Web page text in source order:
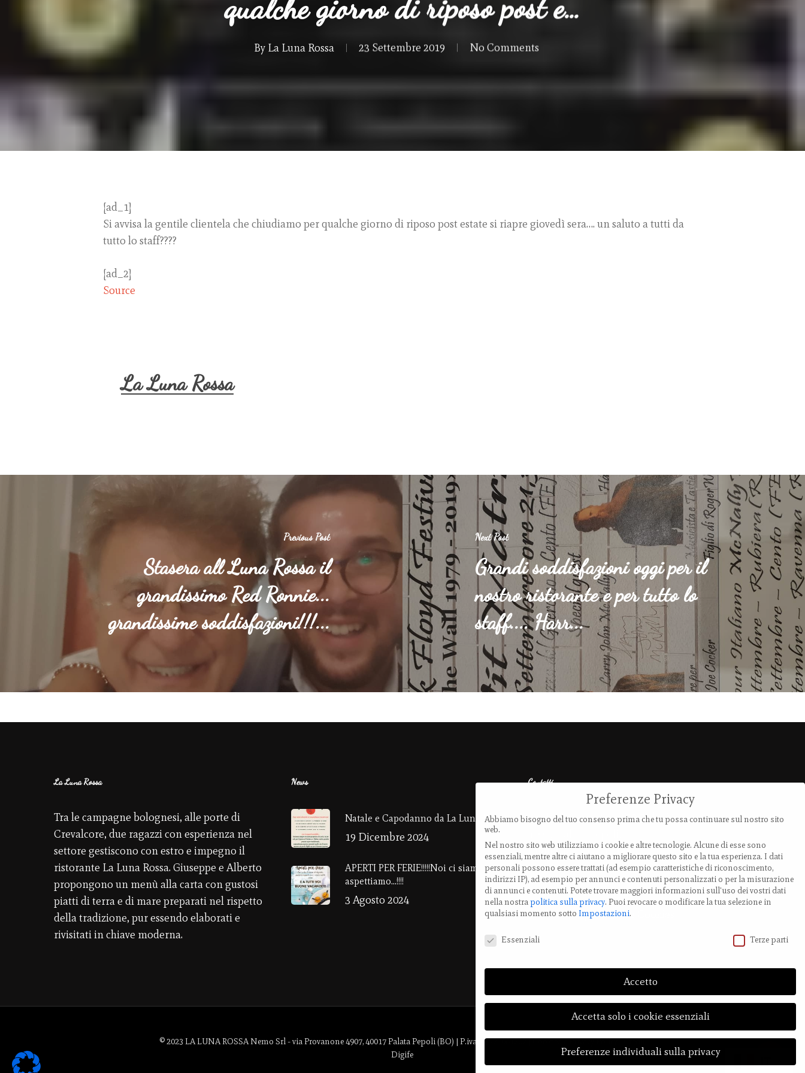
qualche giorno di riposo post e…
By La Luna Rossa 23 Settembre 2019 No Comments
[ad_1]
Si avvisa la gentile clientela che chiudiamo per qualche giorno di riposo post estate si riapre giovedì sera…. un saluto a tutti da
tutto lo staff????
[ad_2]
Source
La Luna Rossa
Previous Post
Stasera all Luna Rossa il
grandissimo Red Ronnie...
grandissime soddisfazioni!!!...
Next Post
Grandi soddisfazioni oggi per il
nostro ristorante e per tutto lo
staff.... Harr...
La Luna Rossa
Tra le campagne bolognesi, alle porte di
Crevalcore, due ragazzi con esperienza nel
settore gestiscono con estro e impegno il
ristorante La Luna Rossa. Giuseppe e Alberto
propongono un menù alla carta con gustosi
piatti di terra e di mare preparati nel rispetto
della tradizione, pur essendo elaborati e
rivisitati in chiave moderna.
News
Natale e Capodanno da La Luna Rossa!
19 Dicembre 2024
APERTI PER FERIE!!!!!Noi ci siamo ….e vi
aspettiamo…!!!!
3 Agosto 2024
Contatti
Via Provanone 4907 (30,71 km)
Emilia-Romagna, Italy
TEL.: +39 0519 85 919
Modifica impostazione Cookies
© 2023 LA LUNA ROSSA Nemo Srl - via Provanone 4907, 40017 Palata Pepoli (BO) | P.iva: 03721061202 |CookiesePrivacy Policy| Credit
Digife
Preferenze Privacy
Abbiamo bisogno del tuo consenso prima che tu possa continuare sul nostro sito
web.
Nel nostro sito web utilizziamo i cookie e altre tecnologie. Alcune di esse sono
essenziali, mentre altre ci aiutano a migliorare questo sito e la tua esperienza. I dati
personali possono essere trattati (ad esempio caratteristiche di riconoscimento,
indirizzi IP), ad esempio per annunci e contenuti personalizzati o per la misurazione
di annunci e contenuti. Potete trovare maggiori informazioni sull'uso dei vostri dati
nella nostrapolitica sulla privacy. Puoi revocare o modificare la tua selezione in
qualsiasi momento sotto Impostazioni.
Essenziali
Terze parti
Accetto
Accetta solo i cookie essenziali
Preferenze individuali sulla privacy